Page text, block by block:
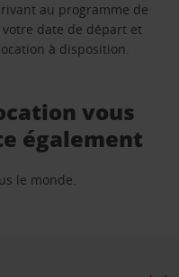
au programme de
votre date de départ et
à disposition.
vous
également
le monde.